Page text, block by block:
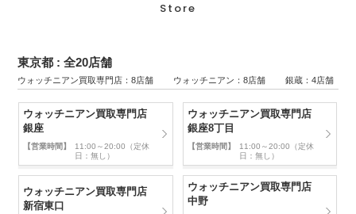
Store
東京都 : 全20店舗
ウォッチニアン買取専門店：8店舗 ウォッチニアン：8店舗 銀蔵：4店舗
ウォッチニアン買取専門店
銀座
【営業時間】
11:00～20:00（定休
日：無し）
ウォッチニアン買取専門店
銀座8丁目
【営業時間】
11:00～20:00（定休
日：無し）
ウォッチニアン買取専門店
新宿東口
ウォッチニアン買取専門店
中野